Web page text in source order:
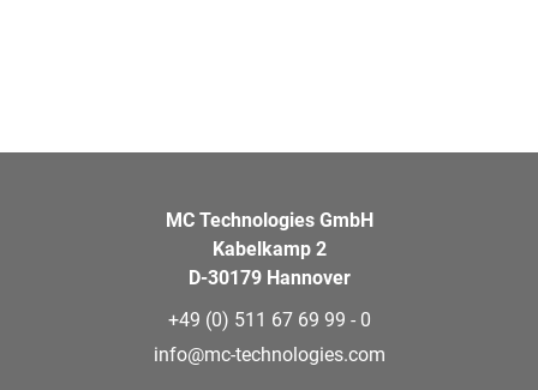
MC Technologies GmbH
Kabelkamp 2
D-30179 Hannover
+49 (0) 511 67 69 99 - 0
info@mc-technologies.com